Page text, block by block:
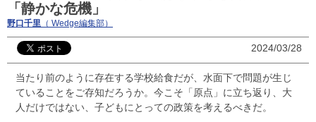
「静かな危機」
野口千里 （ Wedge編集部）
2024/03/28
当たり前のように存在する学校給食だが、水面下で問題が生じ
ていることをご存知だろうか。今こそ「原点」に立ち返り、大
人だけではない、子どもにとっての政策を考えるべきだ。